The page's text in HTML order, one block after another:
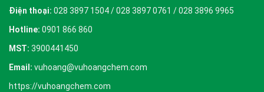
Điện thoại: 028 3897 1504 / 028 3897 0761 / 028 3896 9965
Hotline: 0901 866 860
MST: 3900441450
Email: vuhoang@vuhoangchem.com
https://vuhoangchem.com